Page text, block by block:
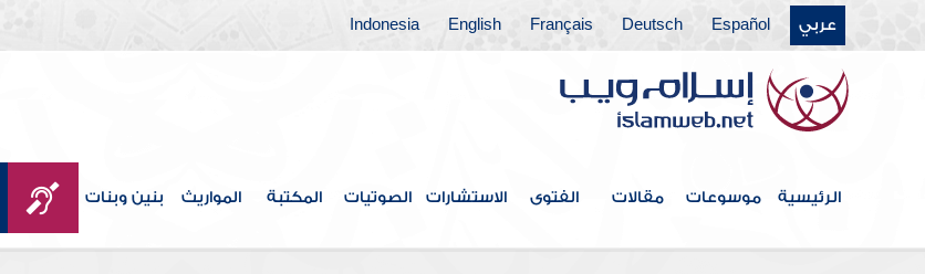
عربي Español
Deutsch
Français
English
Indonesia
الرئيسية موسوعات مقالات الفتوى الاستشارات الصوتيات المكتبة المواريث بنين وبنات